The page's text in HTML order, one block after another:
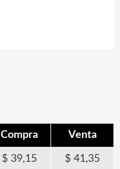
Compra Venta
39,15 41,35